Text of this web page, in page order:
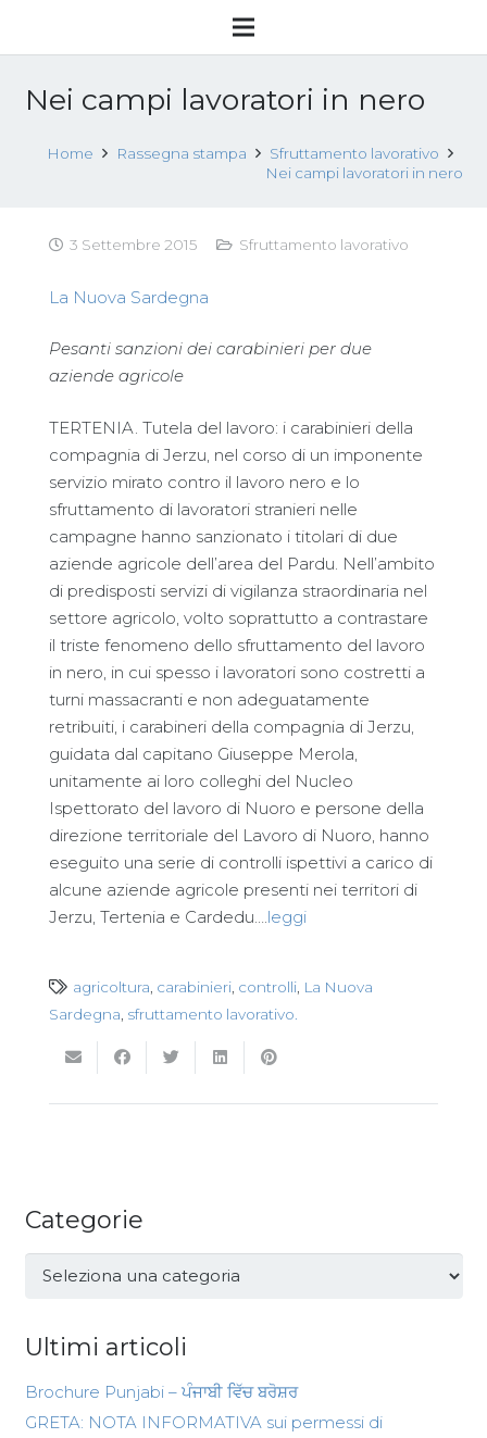
Nei campi lavoratori in nero
Home Rassegna stampa
Sfruttamento lavorativo
Nei campi lavoratori in nero
3 Settembre 2015 Sfruttamento lavorativo
La Nuova Sardegna
Pesanti sanzioni dei carabinieri per due
aziende agricole
TERTENIA. Tutela del lavoro: i carabinieri della
compagnia di Jerzu, nel corso di un imponente
servizio mirato contro il lavoro nero e lo
sfruttamento di lavoratori stranieri nelle
campagne hanno sanzionato i titolari di due
aziende agricole dell’area del Pardu. Nell’ambito
di predisposti servizi di vigilanza straordinaria nel
settore agricolo, volto soprattutto a contrastare
il triste fenomeno dello sfruttamento del lavoro
in nero, in cui spesso i lavoratori sono costretti a
turni massacranti e non adeguatamente
retribuiti, i carabineri della compagnia di Jerzu,
guidata dal capitano Giuseppe Merola,
unitamente ai loro colleghi del Nucleo
Ispettorato del lavoro di Nuoro e persone della
direzione territoriale del Lavoro di Nuoro, hanno
eseguito una serie di controlli ispettivi a carico di
alcune aziende agricole presenti nei territori di
Jerzu, Tertenia e Cardedu…. leggi
agricoltura carabinieri controlli La Nuova
Sardegna sfruttamento lavorativo.
Categorie
Categorie
Ultimi articoli
Brochure Punjabi – ਪੰਜਾਬੀ ਵਿੱਚ ਬਰੋਸ਼ਰ
GRETA: NOTA INFORMATIVA sui permessi di